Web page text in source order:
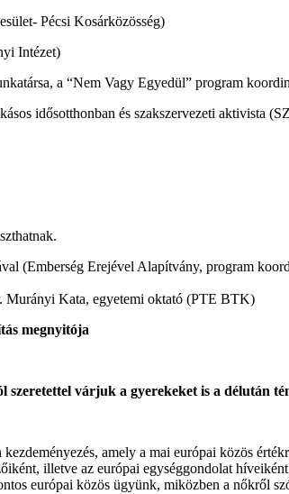
Pécsi Kosárközösség)
Intézet)
a “Nem Vagy Egyedül” program
idősotthonban és szakszervezeti aktivista
(Emberség Erejével Alapítvány, program
Murányi Kata, egyetemi oktató (PTE BTK)
megnyitója
várjuk a gyerekeket is a délután
amely a mai európai közös
illetve az európai egységgondolat
európai közös ügyünk, miközben a nőkről